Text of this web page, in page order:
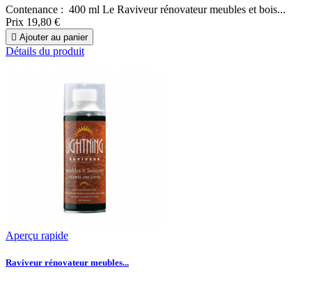
Contenance : 400 ml Le Raviveur rénovateur meubles et bois...
Prix 19,80 €
 Ajouter au panier
Détails du produit
Aperçu rapide
Raviveur rénovateur meubles...